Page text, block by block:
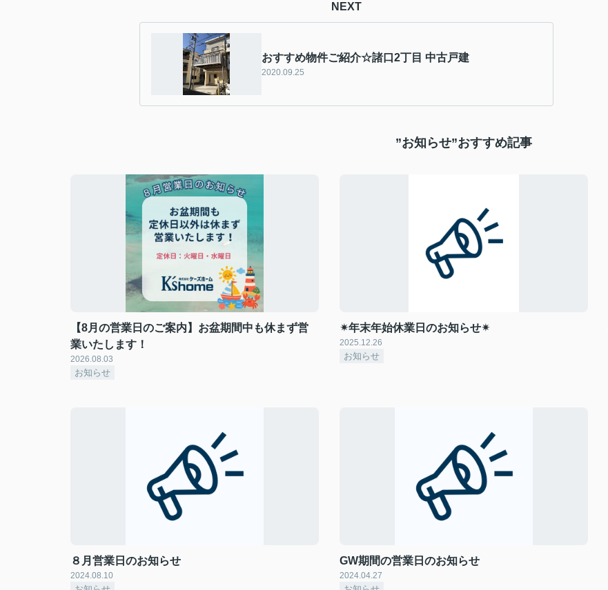
NEXT
おすすめ物件ご紹介☆諸口2丁目 中古戸建
2020.09.25
”お知らせ”おすすめ記事
【8月の営業日のご案内】お盆期間中も休まず営
業いたします！
2026.08.03
お知らせ
✴︎年末年始休業日のお知らせ✴︎
2025.12.26
お知らせ
８月営業日のお知らせ
2024.08.10
GW期間の営業日のお知らせ
2024.04.27